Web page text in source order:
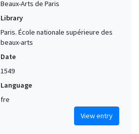
Beaux-Arts de Paris
Library
Paris. École nationale supérieure des
beaux-arts
Date
1549
Language
fre
View entry